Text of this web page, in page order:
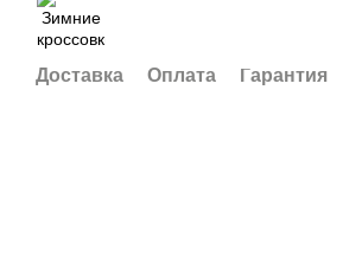
Доставка Оплата Гарантия